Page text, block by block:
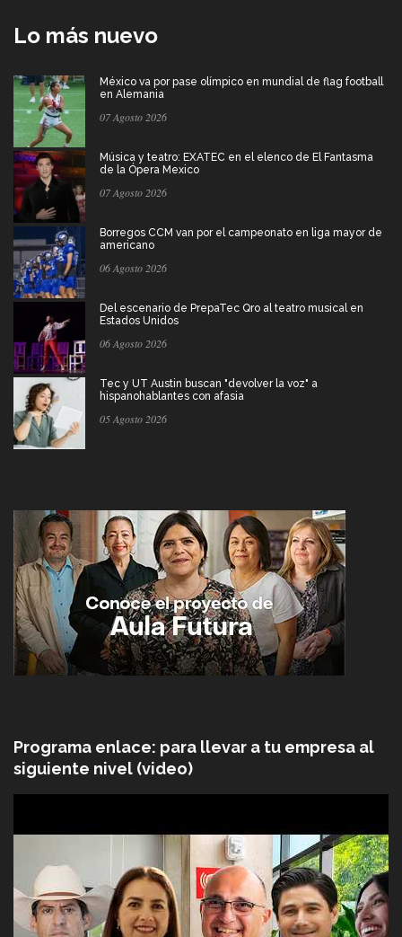
Lo más nuevo
México va por pase olímpico en mundial de flag football
en Alemania
07 Agosto 2026
Música y teatro: EXATEC en el elenco de El Fantasma
de la Ópera Mexico
07 Agosto 2026
Borregos CCM van por el campeonato en liga mayor de
americano
06 Agosto 2026
Del escenario de PrepaTec Qro al teatro musical en
Estados Unidos
06 Agosto 2026
Tec y UT Austin buscan "devolver la voz" a
hispanohablantes con afasia
05 Agosto 2026
Programa enlace: para llevar a tu empresa al
siguiente nivel (video)